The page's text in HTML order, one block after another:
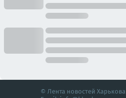
© Лента новостей Харькова